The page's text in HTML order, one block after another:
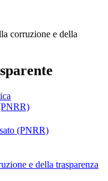
corruzione e della
(PNRR)
e della trasparenza